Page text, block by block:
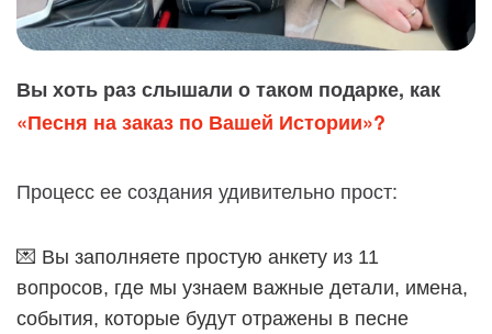
Вы хоть раз слышали о таком подарке, как
«Песня на заказ по Вашей Истории»?
Процесс ее создания удивительно прост:
💌 Вы заполняете простую анкету из 11
вопросов, где мы узнаем важные детали, имена,
события, которые будут отражены в песне